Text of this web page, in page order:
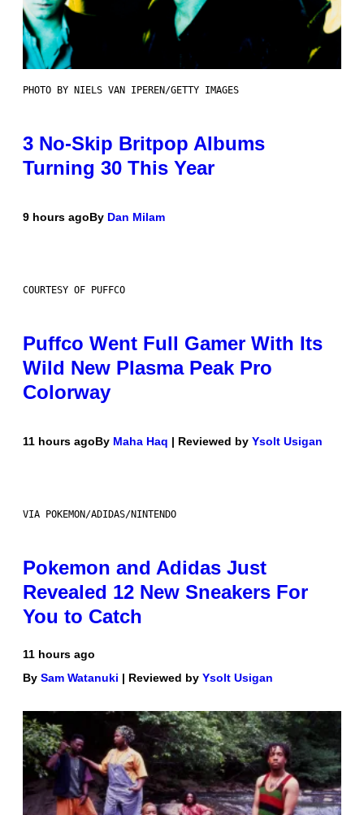
PHOTO BY NIELS VAN IPEREN/GETTY IMAGES
3 No-Skip Britpop Albums
Turning 30 This Year
9 hours agoBy Dan Milam
COURTESY OF PUFFCO
Puffco Went Full Gamer With Its
Wild New Plasma Peak Pro
Colorway
11 hours agoBy Maha Haq | Reviewed by Ysolt Usigan
VIA POKEMON/ADIDAS/NINTENDO
Pokemon and Adidas Just
Revealed 12 New Sneakers For
You to Catch
11 hours ago
By Sam Watanuki | Reviewed by Ysolt Usigan